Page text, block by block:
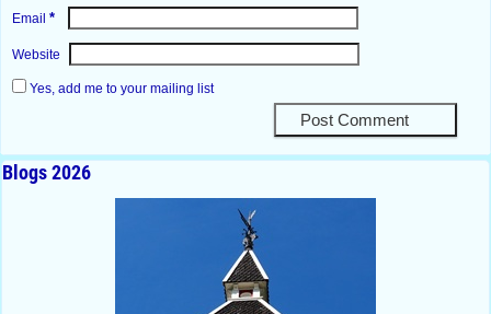
Email *
Website
Yes, add me to your mailing list
Blogs 2026